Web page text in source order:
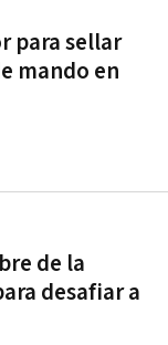
para sellar
mando en
de la
desafiar a